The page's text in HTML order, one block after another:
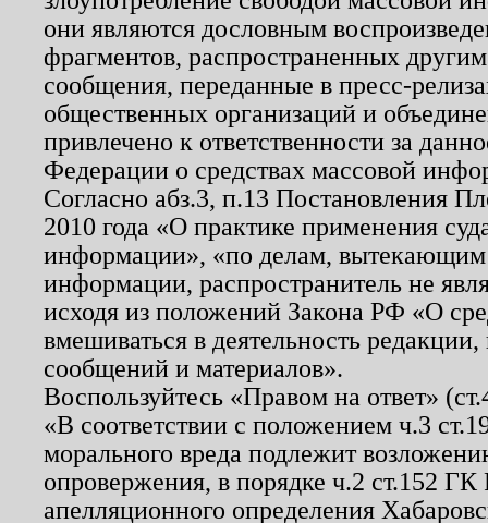
они являются дословным
фрагментов, распространенных
сообщения, переданные в пресс-
общественных организаций и
привлечено к ответственности за
Федерации о средствах массовой
Согласно абз.3, п.13 Постановления
2010 года «О практике применения
информации», «по делам, вытекающим
информации, распространитель не
исходя из положений Закона РФ «О
вмешиваться в деятельность
сообщений и материалов».
Воспользуйтесь «Правом на ответ»
«В соответствии с положением ч.3
морального вреда подлежит
опровержения, в порядке ч.2 ст.152
апелляционного определения